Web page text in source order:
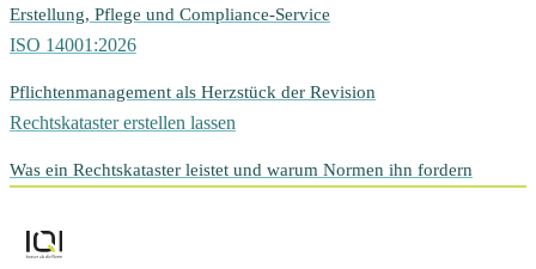
Erstellung, Pflege und Compliance-Service
ISO 14001:2026
Pflichtenmanagement als Herzstück der Revision
Rechtskataster erstellen lassen
Was ein Rechtskataster leistet und warum Normen ihn fordern